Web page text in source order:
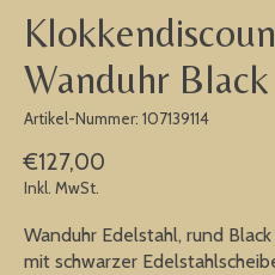
Wanduhr
Artikel-Nummer: 107139114
€127,00
Inkl. MwSt.
Wanduhr Edelstahl, rund
mit schwarzer